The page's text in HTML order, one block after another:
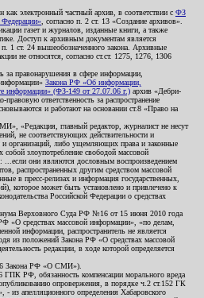
электронный частный архив, в соответствии с ФЗ
, согласно п. 2 ст. 13 «Создание архивов».
газет и журналов, изданные книги, а также
Доступ к архивным документам является
1 ст. 24 вышеобозначенного закона. Архивные
не относятся, согласно ст.ст. 1275, 1276, 1306
за правонарушения в сфере информации,
Закона РФ «Об информации,
информации» (ФЗ-149 от 27.07.06 г.) архив «Дебри-
ответственность за распространение
и работают на основании ст.8 «Право на
«Редакция, главный редактор, журналист не несут
не соответствующих действительности и
и организаций, либо ущемляющих права и законные
злоупотребление свободой массовой
они являются дословным воспроизведением
распространенных другим средством массовой
в пресс-релизах и информация государственных,
которое может быть установлено и привлечено к
Российской Федерации о средствах
Верховного Суда РФ №16 от 15 июня 2010 года
«О средствах массовой информации», «по делам,
информации, распространитель не является
из положений Закона РФ «О средствах массовой
редакции, в ходе которой определяется
Закона РФ «О СМИ»).
ГПК РФ, обязанность компенсации морального вреда
опровержения, в порядке ч.2 ст.152 ГК
- из апелляционного определения Хабаровского